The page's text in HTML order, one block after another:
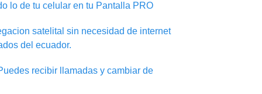
lo de tu celular en tu Pantalla PRO
satelital sin necesidad de internet
del ecuador.
recibir llamadas y cambiar de